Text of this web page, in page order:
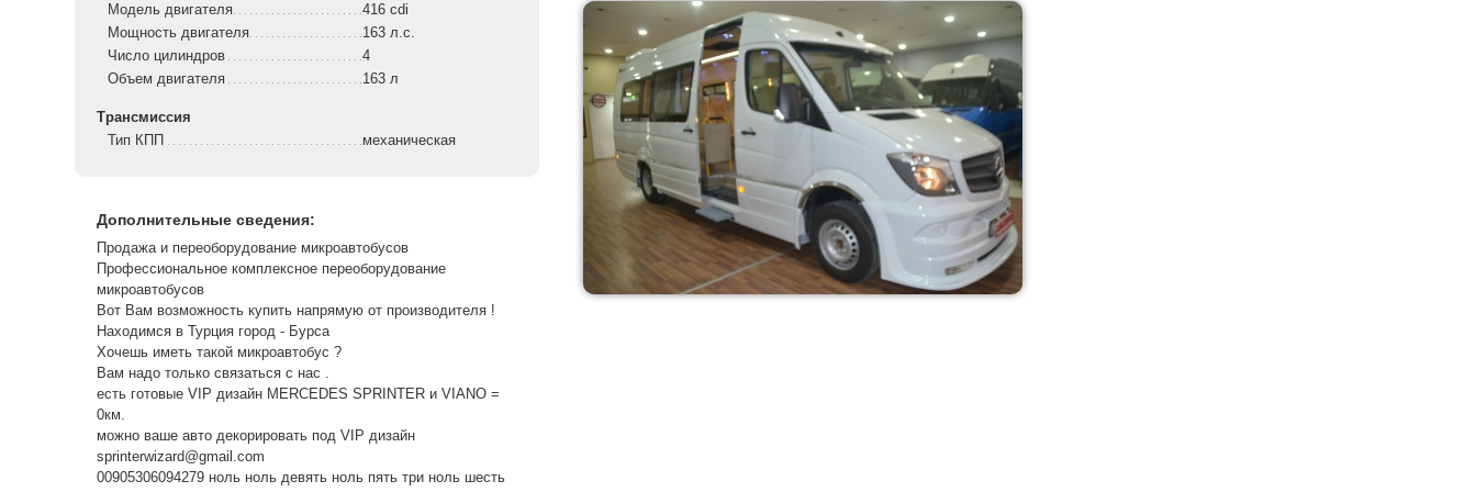
Модель двигателя
416 cdi
Мощность двигателя
163 л.с.
Число цилиндров
4
Объем двигателя
163 л
Трансмиссия
Тип КПП
механическая
Дополнительные сведения:
Продажа и переоборудование микроавтобусов
Профессиональное комплексное переоборудование
микроавтобусов
Вот Вам возможность купить напрямую от производителя !
Находимся в Турция город - Бурса
Хочешь иметь такой микроавтобус ?
Вам надо только связаться с нас .
есть готовые VIP дизайн MERCEDES SPRINTER и VIANO =
0км.
можно ваше авто декорировать под VIP дизайн
sprinterwizard@gmail.com
00905306094279 ноль ноль девять ноль пять три ноль шесть